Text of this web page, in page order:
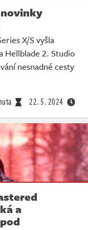
X/S vyšla
Hellblade 2. Studio
nesnadné cesty
22. 5. 2024
a